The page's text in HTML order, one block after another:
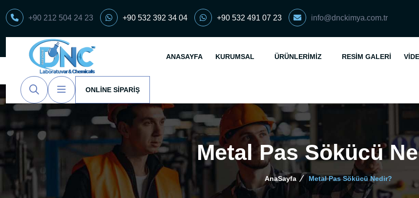
+90 212 504 24 23 +90 532 392 34 04 +90 532 491 07 23 info@dnckimya.com.tr
ANASAYFA KURUMSAL ÜRÜNLERIMIZ RESIM GALERI
ONLINE SIPARIŞ
Metal Pas Sökücü
AnaSayfa Metal Pas Sökücü Nedir?